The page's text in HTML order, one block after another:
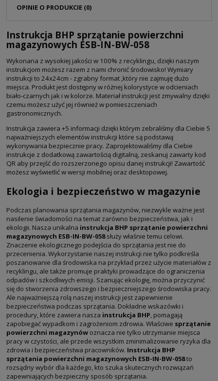
OPINIE O PRODUKCIE (0)
Instrukcja BHP sprzątanie powierzchni
magazynowych ESB-IN-BW-058
Wykonana z wysokiej jakości w 100% z recyklingu, dzięki naszym
instrukcjom możesz razem z nami chronić środowisko! Wymiary
instrukcji to 24x24cm - zgrabny format ,który nie zajmuję dużo
miejsca. Produkt jest dostępny w różnej kolorystyce w odcieniach
biało-czarnych jak i w kolorze. Materiał instrukcji jest zmywalny dzięki
czemu możesz użyć jej również w pomieszczeniach
gastronomicznych.
Instrukcja zawiera +5 informacji dzięki którym zebraliśmy dla Ciebie 5
najważniejszych elementów instrukcji które są podstawą
wykonywania bezpiecznie pracy. Zaprojektowaliśmy dla Ciebie
instrukcje z dodatkową zawartością digitalną, zeskanuj zawarty kod
QR aby przejść do rozszerzonego opisu danej instrukcji! Zawartość
możesz wyświetlić w wersji mobilnej oraz desktopowej.
Ekologia i bezpieczeństwo w magazynie
Podczas planowania sprzątania magazynów, niezwykle ważne jest
nasilenie świadomości na temat zarówno bezpieczeństwa, jak i
ekologii. Nasza unikalna instrukcja BHP sprzątanie powierzchni
magazynowych ESB-IN-BW-058służy właśnie temu celowi.
Znaczenie ekologicznego podejścia do sprzątania jest nie do
przecenienia. Wykorzystanie naszej instrukcji nie tylko podkreśla
poszanowanie dla środowiska na przykład przez użycie materiałów z
recyklingu, ale także promuje praktyki prowadzące do ograniczenia
odpadów i szkodliwych emisji. Szanując ekologię, można przyczynić
się do stworzenia zdrowszego i bezpieczniejszego środowiska pracy.
Ale najważniejszą rolą naszej instrukcji jest zapewnienie
bezpieczeństwa podczas sprzątania. Dokładne wskazówki i
procedury, które zawiera nasza instrukcja BHP, pomagają
zapobiegać wypadkom i zagrożeniom zdrowia. Właściwe sprzątanie
powierzchni magazynów oznacza nie tylko utrzymanie miejsca
pracy w czystości, ale przede wszystkim zminimalizowanie ryzyka dla
zdrowia i bezpieczeństwa pracowników. Instrukcja BHP
sprzątania powierzchni magazynowych ESB-IN-BW-058to
rozsądny wybór dla każdego, kto szuka skutecznych rozwiązań
zapewniających bezpieczny sposób sprzątania.